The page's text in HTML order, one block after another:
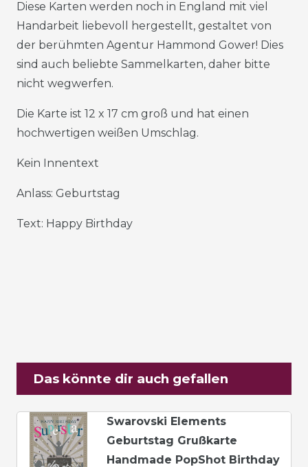
Diese Karten werden noch in England mit viel
Handarbeit liebevoll hergestellt, gestaltet von
der berühmten Agentur Hammond Gower! Dies
sind auch beliebte Sammelkarten, daher bitte
nicht wegwerfen.
Die Karte ist 12 x 17 cm groß und hat einen
hochwertigen weißen Umschlag.
Kein Innentext
Anlass: Geburtstag
Text: Happy Birthday
Das könnte dir auch gefallen
Swarovski Elements
Geburtstag Grußkarte
Handmade PopShot Birthday